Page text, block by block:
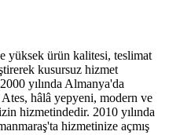
yüksek ürün kalitesi, teslimat
kusursuz hizmet
yılında Almanya'da
hâlâ yepyeni, modern ve
hizmetindedir. 2010 yılında
hizmetinize açmış